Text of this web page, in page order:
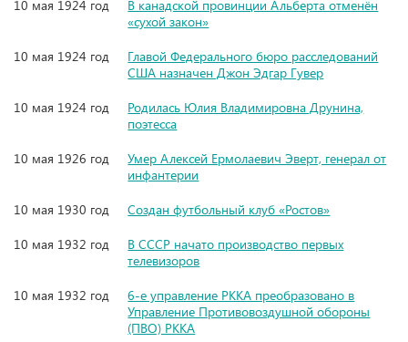
10 мая 1924 год
В канадской провинции Альберта отменён
«сухой закон»
10 мая 1924 год
Главой Федерального бюро расследований
США назначен Джон Эдгар Гувер
10 мая 1924 год
Родилась Юлия Владимировна Друнина,
поэтесса
10 мая 1926 год
Умер Алексей Ермолаевич Эверт, генерал от
инфантерии
10 мая 1930 год
Создан футбольный клуб «Ростов»
10 мая 1932 год
В СССР начато производство первых
телевизоров
10 мая 1932 год
6-е управление РККА преобразовано в
Управление Противовоздушной обороны
(ПВО) РККА